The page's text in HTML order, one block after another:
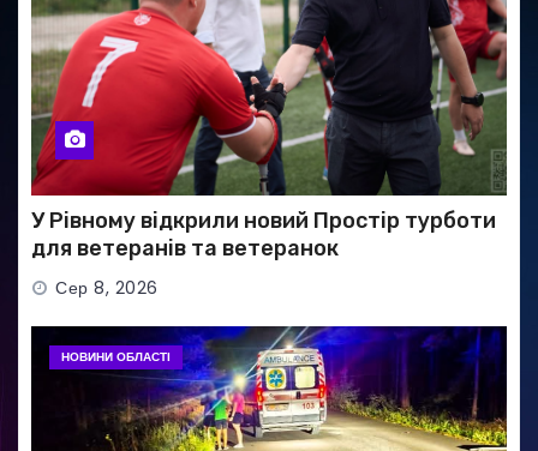
У Рівному відкрили новий Простір турботи
для ветеранів та ветеранок
Сер 8, 2026
НОВИНИ ОБЛАСТІ